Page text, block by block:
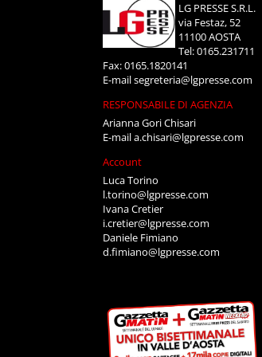
LG PRESSE S.R.L.
via Festaz, 52
11100 AOSTA
Tel: 0165.231711
Fax: 0165.1820141
E-mailsegreteria@lgpresse.com
RESPONSABILE DI AGENZIA
Arianna Gori Chisari
E-maila.chisari@lgpresse.com
Account
Luca Torino
l.torino@lgpresse.com
Ivana Cretier
i.cretier@lgpresse.com
Daniele Fimiano
d.fimiano@lgpresse.com